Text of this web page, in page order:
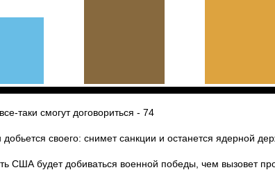
таки смогут договориться - 74
добьется своего: снимет санкции и останется ядерной
США будет добиваться военной победы, чем вызовет